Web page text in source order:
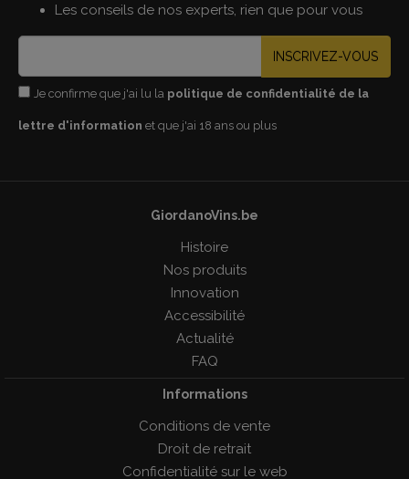
Les conseils de nos experts, rien que pour vous
INSCRIVEZ-VOUS
Je confirme que j'ai lu la politique de confidentialité de la
lettre d'information et que j'ai 18 ans ou plus
GiordanoVins.be
Histoire
Nos produits
Innovation
Accessibilité
Actualité
FAQ
Informations
Conditions de vente
Droit de retrait
Confidentialité sur le web